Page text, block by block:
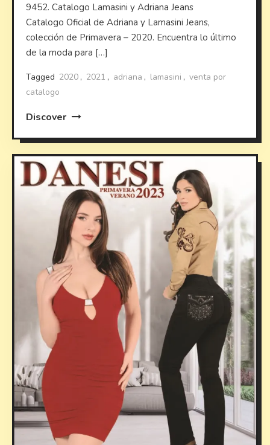
9452. Catalogo Lamasini y Adriana Jeans
Catalogo Oficial de Adriana y Lamasini Jeans,
colección de Primavera – 2020. Encuentra lo último
de la moda para […]
Tagged 2020 , 2021 , adriana , lamasini , venta por
catalogo
Discover